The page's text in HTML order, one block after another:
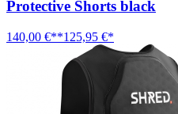
Protective Shorts black
140,00 €**125,95 €*